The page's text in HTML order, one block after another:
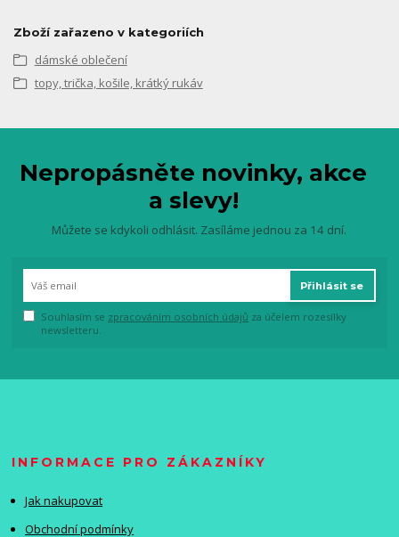
Zboží zařazeno v kategoriích
dámské oblečení
topy, trička, košile, krátký rukáv
Nepropásněte novinky, akce
a slevy!
Můžete se kdykoli odhlásit. Zasíláme jednou za 14 dní.
Přihlásit se
Souhlasím se zpracováním osobních údajů za účelem rozesílky
newsletteru.
INFORMACE PRO ZÁKAZNÍKY
Jak nakupovat
Obchodní podmínky